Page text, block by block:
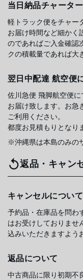
当日納品チャータ
軽トラック便をチャー
お届け時間など細かく
のであればご入金確認
クの積載量であれば大
翌日中配達 航空便
佐川急便 飛脚航空便
お届け致します。お急
ご利用ください。
都度お見積もりとなり
※沖縄県は本島のみの
返品・キャン
キャンセルについて
予約品・在庫品を問わ
はお受けしておりませ
込みいただきますよう
返品について
中古商品に限り初期不